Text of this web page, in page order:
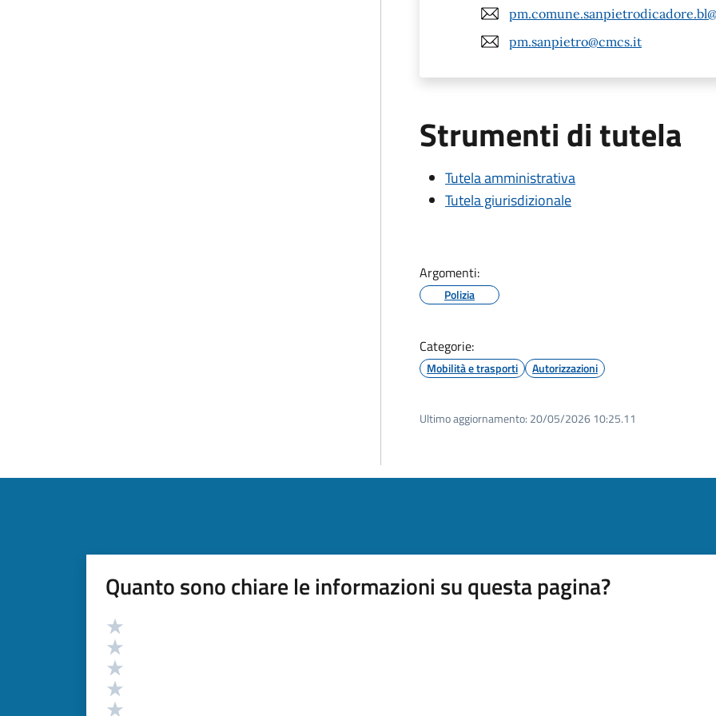
pm.sanpietro@cmcs.it
Strumenti di tutela
Tutela amministrativa
Tutela giurisdizionale
Argomenti:
Polizia
Categorie:
Mobilità e trasporti Autorizzazioni
Ultimo aggiornamento: 20/05/2026 10:25.11
Quanto sono chiare le informazioni su questa pagina?
Valutazione